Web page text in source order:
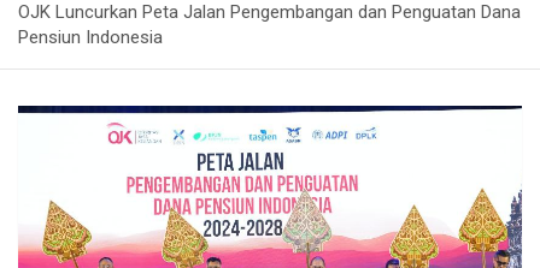
OJK Luncurkan Peta Jalan Pengembangan dan Penguatan Dana
Pensiun Indonesia